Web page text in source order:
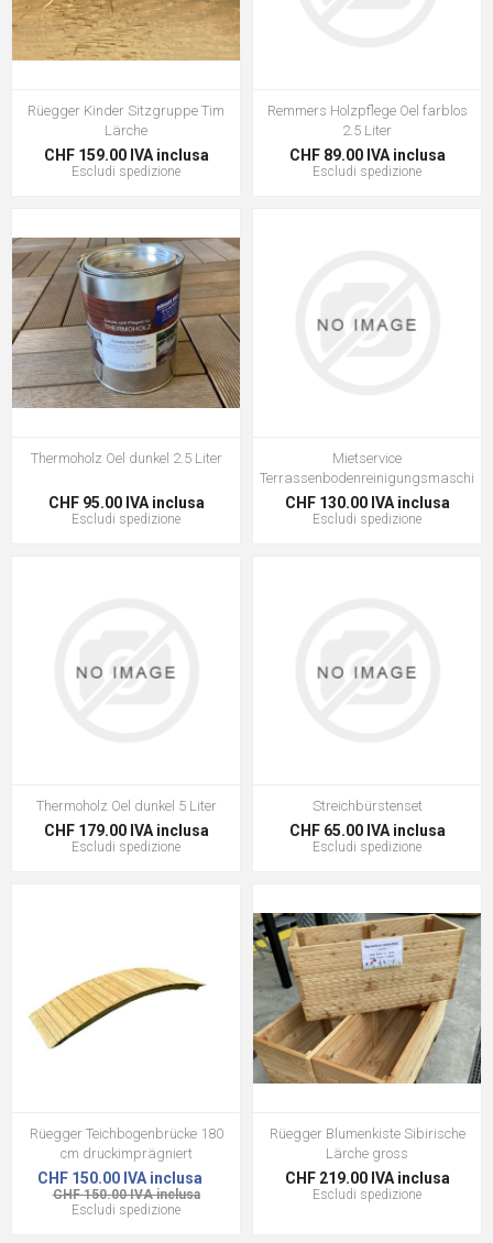
Rüegger Kinder Sitzgruppe Tim
Lärche
CHF 159.00 IVA inclusa
Escludi spedizione
Remmers Holzpflege Oel farblos
2.5 Liter
CHF 89.00 IVA inclusa
Escludi spedizione
Thermoholz Oel dunkel 2.5 Liter
CHF 95.00 IVA inclusa
Escludi spedizione
Mietservice
Terrassenbodenreinigungsmaschine
CHF 130.00 IVA inclusa
Escludi spedizione
Thermoholz Oel dunkel 5 Liter
CHF 179.00 IVA inclusa
Escludi spedizione
Streichbürstenset
CHF 65.00 IVA inclusa
Escludi spedizione
Rüegger Teichbogenbrücke 180
cm druckimprägniert
CHF 150.00 IVA inclusa
CHF 150.00 IVA inclusa
Escludi spedizione
Rüegger Blumenkiste Sibirische
Lärche gross
CHF 219.00 IVA inclusa
Escludi spedizione